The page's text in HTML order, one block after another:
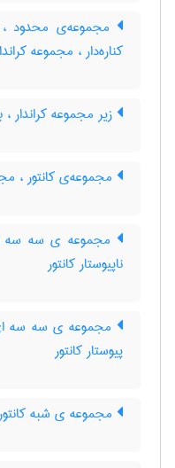
مجموعه‌ی محدود
کناره‌دار ، مجموعه
زیر مجموعه کراندار
مجموعه‌ی کانتور ،
مجموعه ی سه سه
ناپیوستار کانتور
مجموعه ی سه سه ای
پیوستار کانتور
مجموعه ی شبه